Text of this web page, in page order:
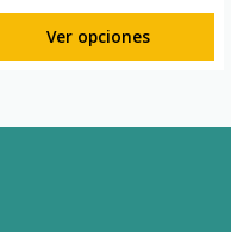
Ver opciones